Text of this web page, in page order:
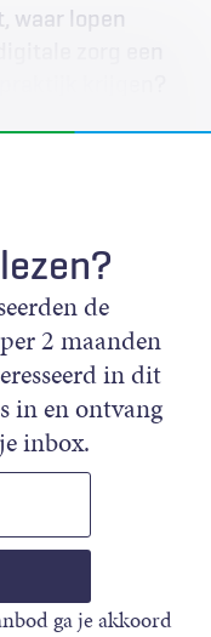
waar lopen
zorg een
krijgen?
de
2 maanden
in dit
in en ontvang
inbox.
ga je akkoord